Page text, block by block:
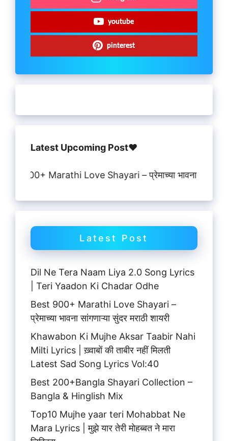
youtube
pinterest
Latest Upcoming Post♥️
Marathi Love Shayari – प्रेमाच्या भावना सांगणाऱ्या सुंदर
Latest Post
Dil Ne Tera Naam Liya 2.0 Song Lyrics
| Teri Yaadon Ki Chadar Odhe
Best 900+ Marathi Love Shayari –
प्रेमाच्या भावना सांगणाऱ्या सुंदर मराठी शायरी
Khawabon Ki Mujhe Aksar Taabir Nahi
Milti Lyrics | ख़्वाबों की ताबीर नहीं मिलती
Latest Sad Song Lyrics Vol:40
Best 200+Bangla Shayari Collection –
Bangla & Hinglish Mix
Top10 Mujhe yaar teri Mohabbat Ne
Mara Lyrics | मुझे यार तेरी मोहब्बत ने मारा